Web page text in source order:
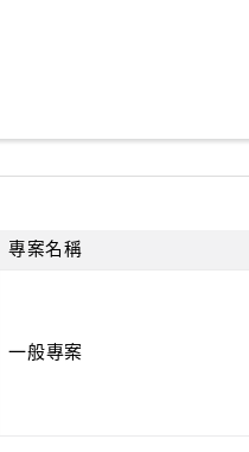
專案名稱
一般專案